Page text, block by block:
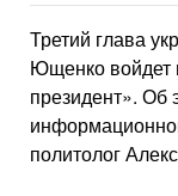
Третий глава
Ющенко войдет
президент». Об
политолог